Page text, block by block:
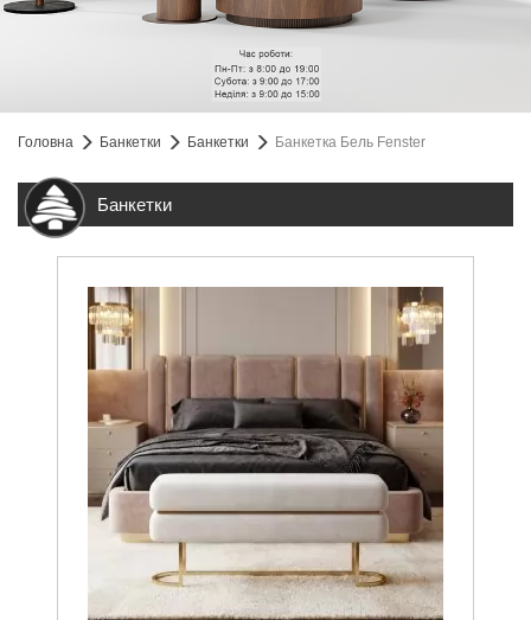
Головна Банкетки Банкетки Банкетка Бель Fenster
Банкетки